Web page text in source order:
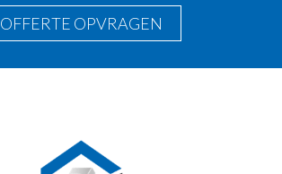
OFFERTE OPVRAGEN